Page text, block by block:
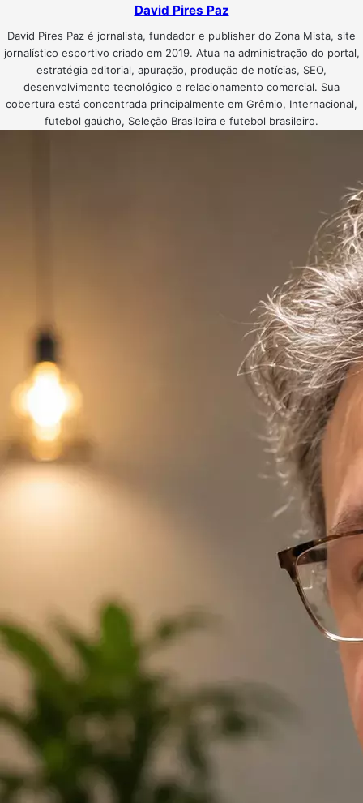
David Pires Paz
David Pires Paz é jornalista, fundador e publisher do Zona Mista, site
jornalístico esportivo criado em 2019. Atua na administração do portal,
estratégia editorial, apuração, produção de notícias, SEO,
desenvolvimento tecnológico e relacionamento comercial. Sua
cobertura está concentrada principalmente em Grêmio, Internacional,
futebol gaúcho, Seleção Brasileira e futebol brasileiro.